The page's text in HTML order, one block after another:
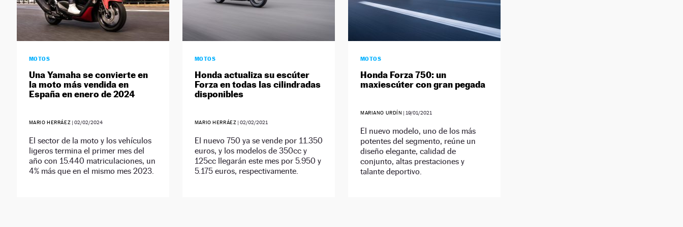
MOTOS
Una Yamaha se convierte en
la moto más vendida en
España en enero de 2024
MARIO HERRÁEZ |02/02/2024
El sector de la moto y los vehículos
ligeros termina el primer mes del
año con 15.440 matriculaciones, un
4% más que en el mismo mes 2023.
MOTOS
Honda actualiza su escúter
Forza en todas las cilindradas
disponibles
MARIO HERRÁEZ |02/02/2021
El nuevo 750 ya se vende por 11.350
euros, y los modelos de 350cc y
125cc llegarán este mes por 5.950 y
5.175 euros, respectivamente.
MOTOS
Honda Forza 750: un
maxiescúter con gran pegada
MARIANO URDÍN | 19/01/2021
El nuevo modelo, uno de los más
potentes del segmento, reúne un
diseño elegante, calidad de
conjunto, altas prestaciones y
talante deportivo.